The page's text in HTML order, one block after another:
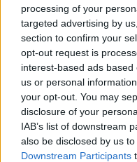
processing of your
targeted advertising by
section to confirm your
opt-out request is
interest-based ads
us or personal
your opt-out. You may
disclosure of your
IAB’s list of downstream
also be disclosed by us
Downstream Participants